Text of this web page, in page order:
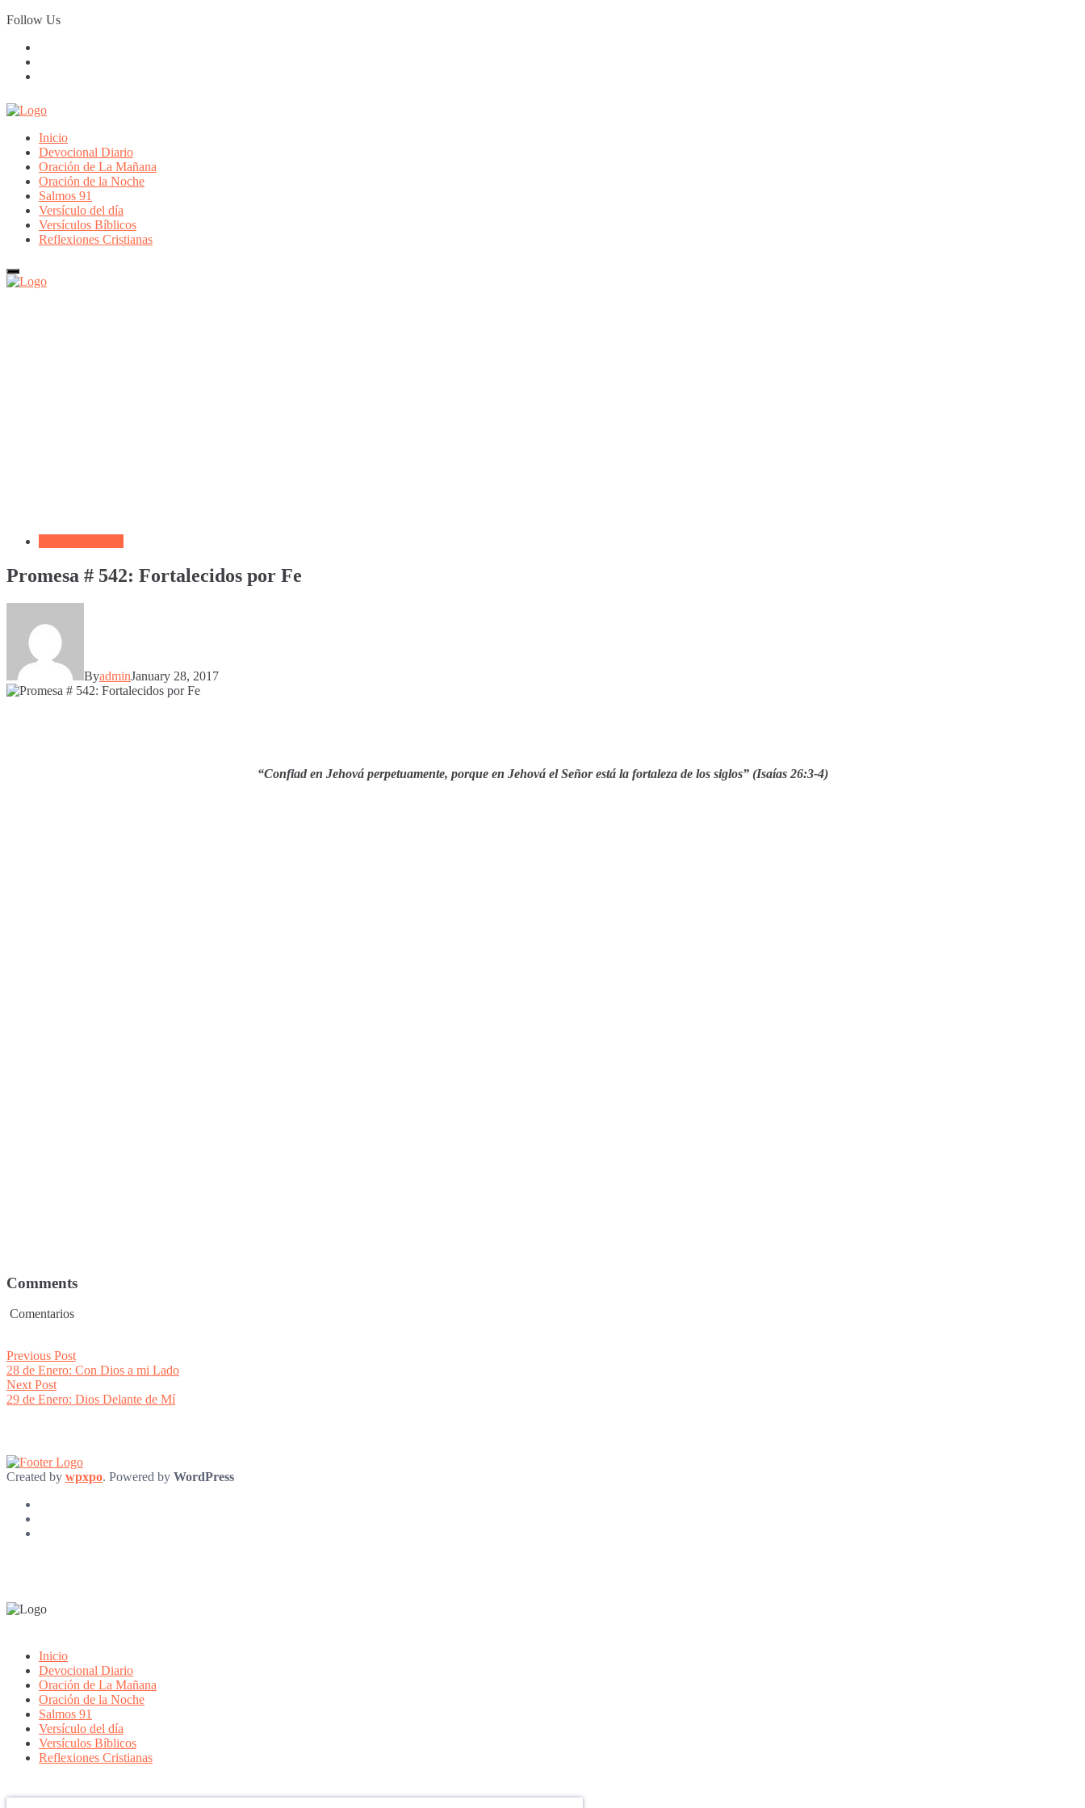
Skip
to
Follow Us
Inicio
Devocional Diario
Oración de La Mañana
Oración de la Noche
Salmos 91
Versículo del día
Versículos Bíblicos
Reflexiones Cristianas
Promesa # 542: Fortalecidos por Fe
ByadminJanuary 28, 2017
“Confiad en Jehová perpetuamente, porque en Jehová el Señor está la fortaleza de los siglos” (Isaías 26:3-4)
Comments
Comentarios
Post
navigation
Previous PostPrevious
post:
28 de Enero: Con Dios a mi Lado
Next PostNext
post:
29 de Enero: Dios Delante de Mí
Created by wpxpo. Powered by WordPress
Inicio
Devocional Diario
Oración de La Mañana
Oración de la Noche
Salmos 91
Versículo del día
Versículos Bíblicos
Reflexiones Cristianas